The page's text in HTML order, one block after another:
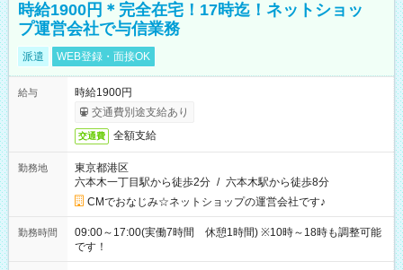
時給1900円＊完全在宅！17時迄！ネットショッ
プ運営会社で与信業務
派遣 WEB登録・面接OK
給与
時給1900円
交通費別途支給あり
交通費 全額支給
勤務地
東京都港区
六本木一丁目駅から徒歩2分 / 六本木駅から徒歩8分
CMでおなじみ☆ネットショップの運営会社です♪
勤務時間
09:00～17:00(実働7時間 休憩1時間) ※10時～18時も調整可能
です！